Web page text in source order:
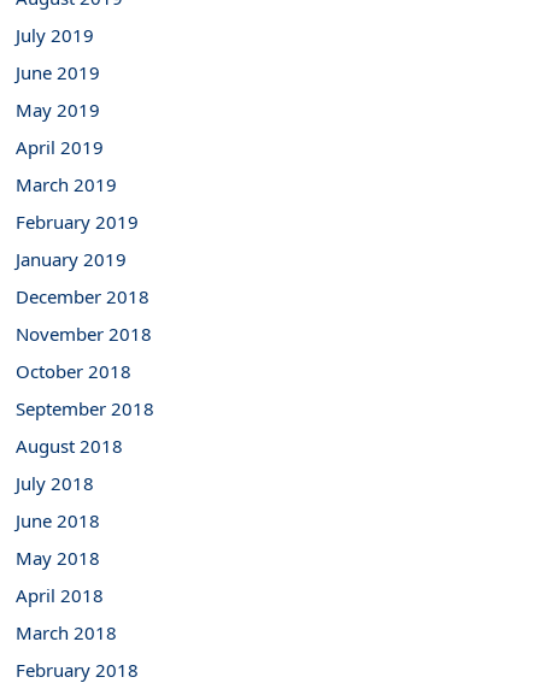
July 2019
June 2019
May 2019
April 2019
March 2019
February 2019
January 2019
December 2018
November 2018
October 2018
September 2018
August 2018
July 2018
June 2018
May 2018
April 2018
March 2018
February 2018